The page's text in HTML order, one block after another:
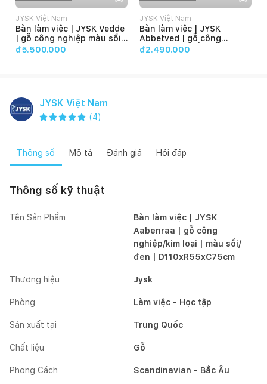
JYSK Việt Nam
Bàn làm việc | JYSK Vedde
| gỗ công nghiệp màu sồi |
D120xR53x48cm
đ5.500.000
JYSK Việt Nam
Bàn làm việc | JYSK
Abbetved | gỗ công
nghiệp màu sồi/trắng |
đ2.490.000
JYSK Việt Nam
(4)
Thông số Mô tả Đánh giá Hỏi đáp
Thông số kỹ thuật
Tên Sản Phẩm
Bàn làm việc | JYSK
Aabenraa | gỗ công
nghiệp/kim loại | màu sồi/
đen | D110xR55xC75cm
Thương hiệu Jysk
Phòng Làm việc - Học tập
Sản xuất tại Trung Quốc
Chất liệu Gỗ
Phong Cách Scandinavian - Bắc Âu